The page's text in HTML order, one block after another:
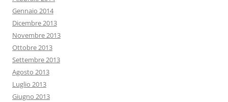
Gennaio 2014
Dicembre 2013
Novembre 2013
Ottobre 2013
Settembre 2013
Agosto 2013
Luglio 2013
Giugno 2013